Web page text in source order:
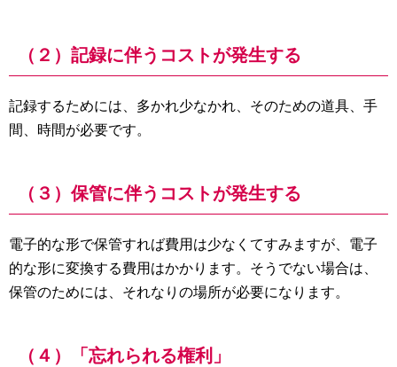
（２）記録に伴うコストが発生する
記録するためには、多かれ少なかれ、そのための道具、手
間、時間が必要です。
（３）保管に伴うコストが発生する
電子的な形で保管すれば費用は少なくてすみますが、電子
的な形に変換する費用はかかります。そうでない場合は、
保管のためには、それなりの場所が必要になります。
（４）「忘れられる権利」